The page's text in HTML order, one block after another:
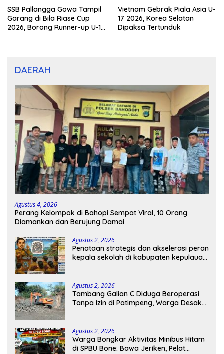
SSB Pallangga Gowa Tampil
Garang di Bila Riase Cup
2026, Borong Runner-up U-10
Vietnam Gebrak Piala Asia U-
17 2026, Korea Selatan
Dipaksa Tertunduk
DAERAH
Agustus 4, 2026
Perang Kelompok di Bahopi Sempat Viral, 10 Orang
Diamankan dan Berujung Damai
Agustus 2, 2026
Penataan strategis dan akselerasi peran
kepala sekolah di kabupaten kepulauan
Agustus 2, 2026
Tambang Galian C Diduga Beroperasi
Tanpa Izin di Patimpeng, Warga Desak
Agustus 2, 2026
Warga Bongkar Aktivitas Minibus Hitam
di SPBU Bone: Bawa Jeriken, Pelat